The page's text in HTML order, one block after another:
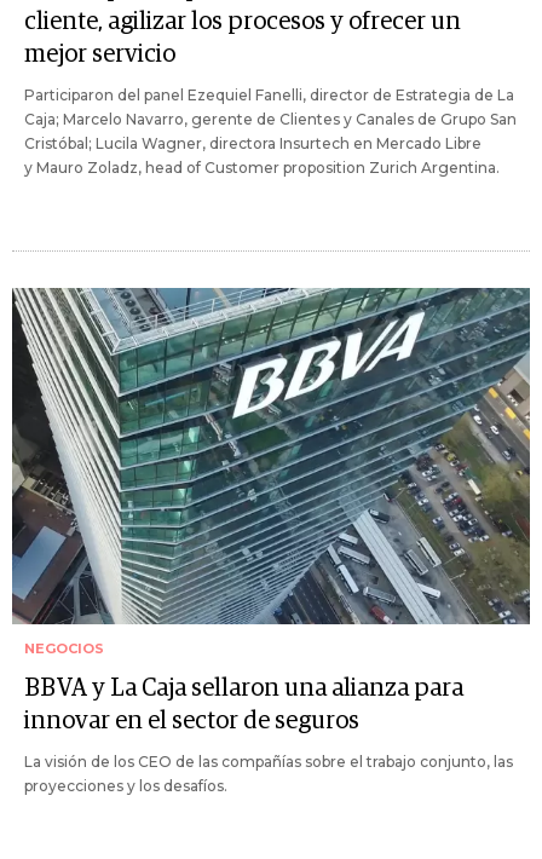
cliente, agilizar los procesos y ofrecer un
mejor servicio
Participaron del panel Ezequiel Fanelli, director de Estrategia de La
Caja; Marcelo Navarro, gerente de Clientes y Canales de Grupo San
Cristóbal; Lucila Wagner, directora Insurtech en Mercado Libre
y Mauro Zoladz, head of Customer proposition Zurich Argentina.
NEGOCIOS
BBVA y La Caja sellaron una alianza para
innovar en el sector de seguros
La visión de los CEO de las compañías sobre el trabajo conjunto, las
proyecciones y los desafíos.